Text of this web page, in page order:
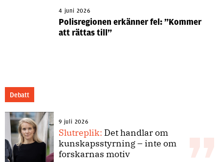
4 juni 2026
Polisregionen erkänner fel: ”Kommer
att rättas till”
Debatt
9 juli 2026
Slutreplik: Det handlar om
kunskapsstyrning – inte om
forskarnas motiv